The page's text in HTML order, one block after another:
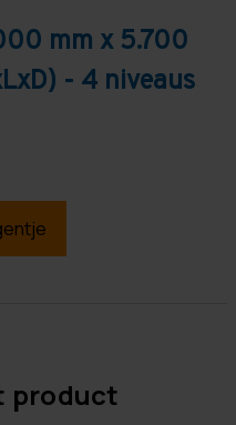
mm x 5.700
- 4 niveaus
product